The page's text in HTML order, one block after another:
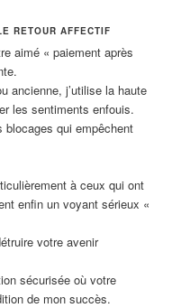
RETOUR AFFECTIF
aimé « paiement après
ancienne, j’utilise la haute
les sentiments enfouis.
blocages qui empêchent
à ceux qui ont
enfin un voyant sérieux «
votre avenir
sécurisée où votre
de mon succès.